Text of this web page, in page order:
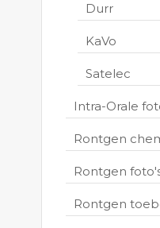
Durr
KaVo
Satelec
Intra-Orale
Rontgen
Rontgen
Rontgen